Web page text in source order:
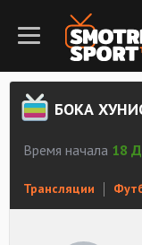
Время начала 18
Трансляции